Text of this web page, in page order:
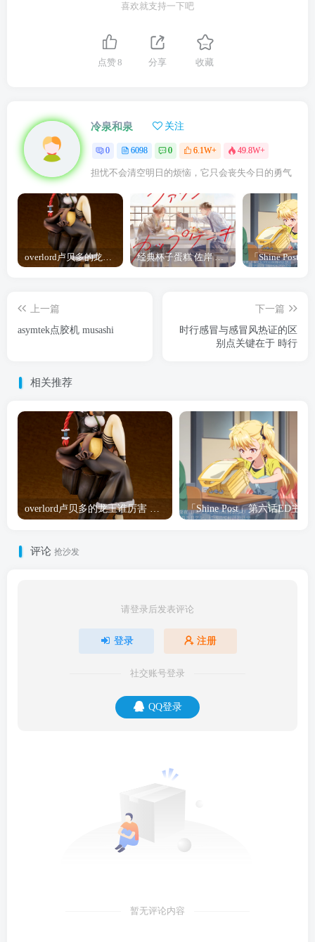
喜欢就支持一下吧
点赞8 分享 收藏
冷泉和泉 关注
0 6098 0 6.1W+ 49.8W+
担忧不会清空明日的烦恼，它只会丧失今日的勇气
overlord卢贝多的龙王谁厉害 「Overlord」露普斯蕾琪娜·贝塔手办开订 经典杯子蛋糕 佐岸 漫画「经典杯子蛋糕」宣布真人日剧化
上一篇
asymtek点胶机 musashi
下一篇
时行感冒与感冒风热证的区
别点关键在于 時行
相关推荐
评论 抢沙发
请登录后发表评论
登录 注册
社交账号登录
QQ登录
暂无评论内容